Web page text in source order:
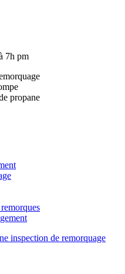
7h pm
propane
inspection de remorquage